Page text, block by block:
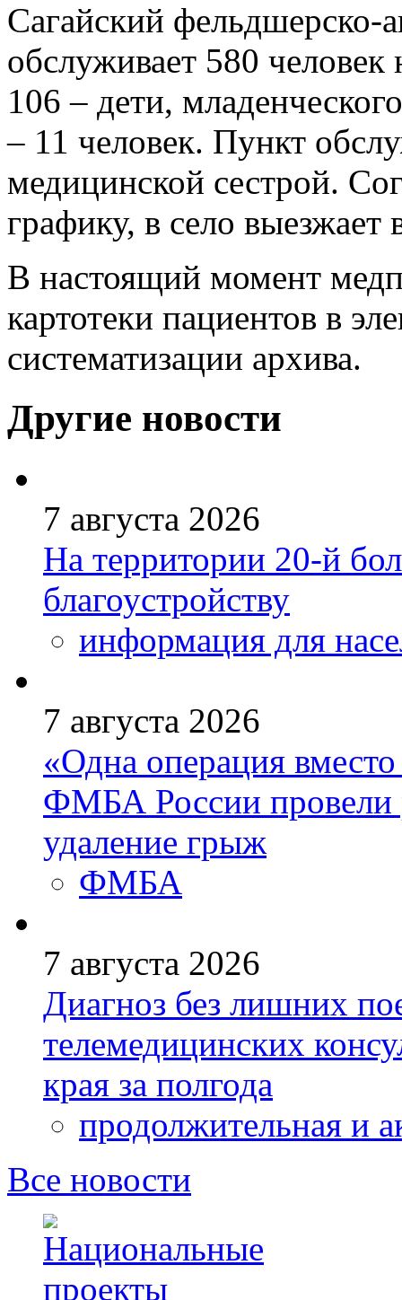
Сагайский фельдшерско-
обслуживает 580
106 – дети,
– 11 человек. Пункт
медицинской сестрой.
графику, в село выезжает
В настоящий момент
картотеки пациентов в
систематизации архива.
Другие новости
7 августа 2026
На территории 20-й
благоустройству
информация для
7 августа 2026
«Одна операция
ФМБА России провели
удаление грыж
ФМБА
7 августа 2026
Диагноз без лишних
телемедицинских
края за полгода
продолжительная и
Все новости